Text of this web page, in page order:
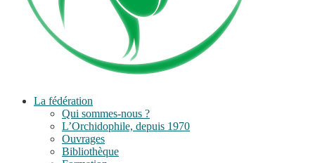
La fédération
Qui sommes-nous ?
L’Orchidophile, depuis 1970
Ouvrages
Bibliothèque